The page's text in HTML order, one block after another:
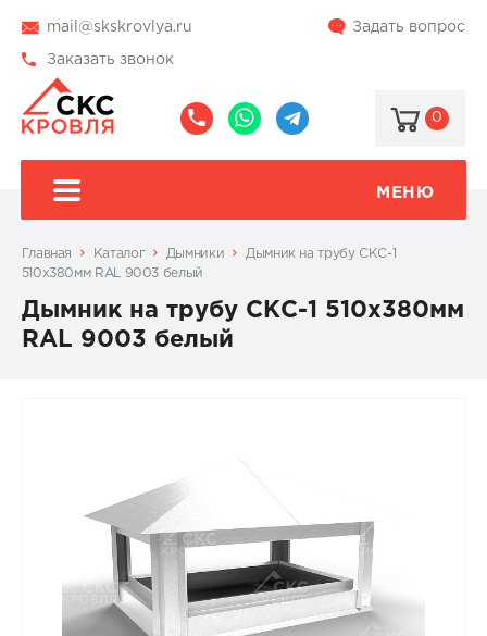
mail@skskrovlya.ru Задать вопрос
Заказать звонок
0
МЕНЮ
Главная Каталог Дымники
Дымник на трубу СКС-1
510x380мм RAL 9003 белый
Дымник на трубу СКС-1 510x380мм
RAL 9003 белый